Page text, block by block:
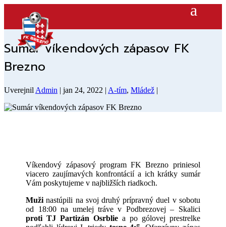
Sumár víkendových zápasov FK
Brezno
Uverejnil Admin | jan 24, 2022 | A-tím, Mládež |
Víkendový zápasový program FK Brezno priniesol
viacero zaujímavých konfrontácií a ich krátky sumár
Vám poskytujeme v najbližších riadkoch.
Muži nastúpili na svoj druhý prípravný duel v sobotu
od 18:00 na umelej tráve v Podbrezovej – Skalici
proti TJ Partizán Osrblie a po gólovej prestrelke